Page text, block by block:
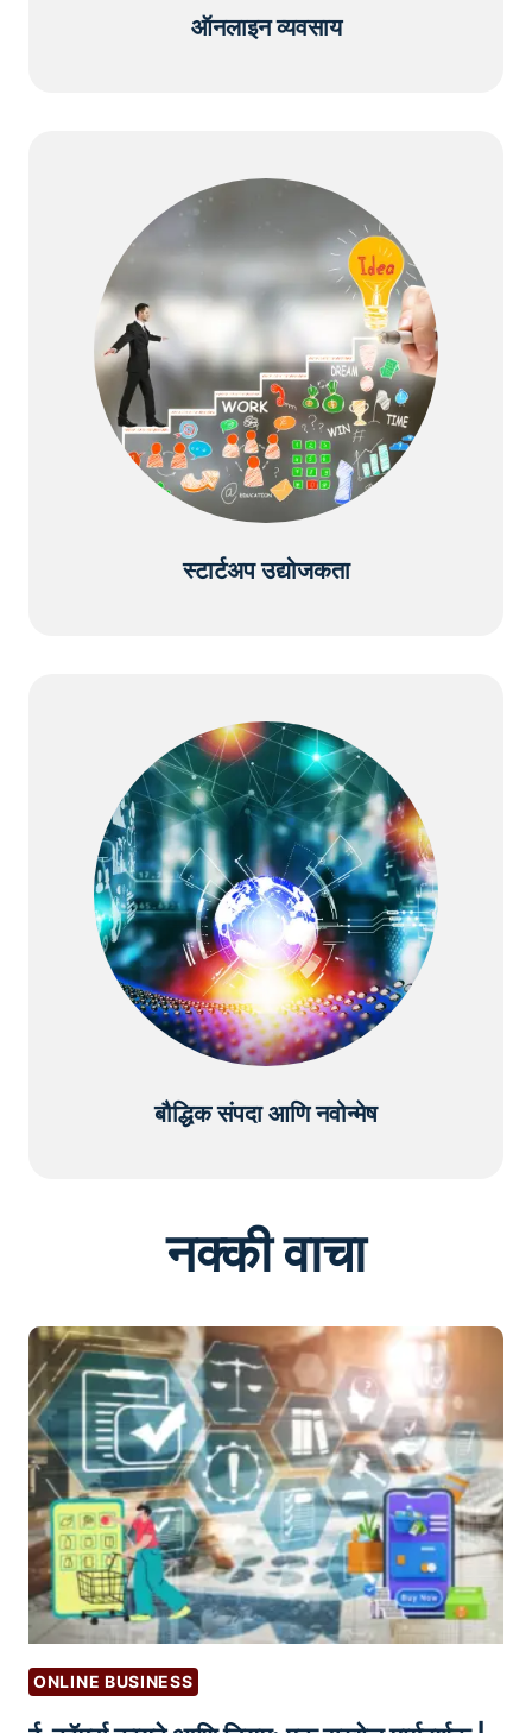
ऑनलाइन व्यवसाय
स्टार्टअप उद्योजकता
बौद्धिक संपदा आणि नवोन्मेष
नक्की वाचा
ONLINE BUSINESS